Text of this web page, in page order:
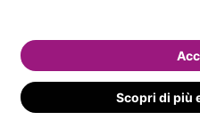
Scopri di più